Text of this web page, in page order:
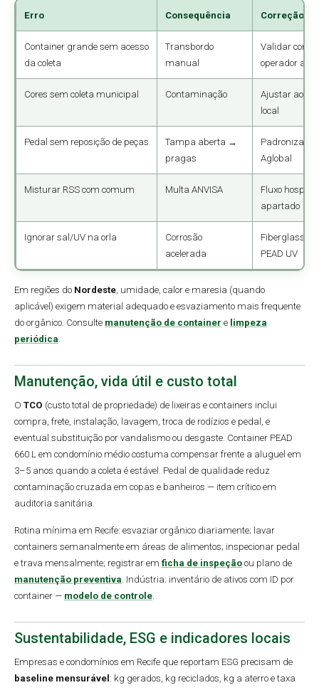
Erro Consequência Correção
Container grande sem acesso
da coleta
Transbordo
manual
Validar com
operador
Cores sem coleta municipal Contaminação
Ajustar ao
local
Pedal sem reposição de peças
Tampa aberta →
pragas
Padronizar
Aglobal
Misturar RSS com comum Multa ANVISA
Fluxo
apartado
Ignorar sal/UV na orla
Corrosão
acelerada
Fiberglass,
PEAD UV
Em regiões do Nordeste, umidade, calor e maresia (quando
aplicável) exigem material adequado e esvaziamento mais frequente
do orgânico. Consulte manutenção de container e limpeza
periódica.
Manutenção, vida útil e custo total
O TCO (custo total de propriedade) de lixeiras e containers inclui
compra, frete, instalação, lavagem, troca de rodízios e pedal, e
eventual substituição por vandalismo ou desgaste. Container PEAD
660 L em condomínio médio costuma compensar frente a aluguel em
3–5 anos quando a coleta é estável. Pedal de qualidade reduz
contaminação cruzada em copas e banheiros — item crítico em
auditoria sanitária.
Rotina mínima em Recife: esvaziar orgânico diariamente; lavar
containers semanalmente em áreas de alimentos; inspecionar pedal
e trava mensalmente; registrar em ficha de inspeção ou plano de
manutenção preventiva. Indústria: inventário de ativos com ID por
container — modelo de controle.
Sustentabilidade, ESG e indicadores locais
Empresas e condomínios em Recife que reportam ESG precisam de
baseline mensurável : kg gerados, kg reciclados, kg a aterro e taxa